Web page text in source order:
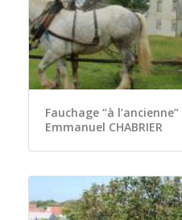
Fauchage “à
Emmanuel CHABRIER